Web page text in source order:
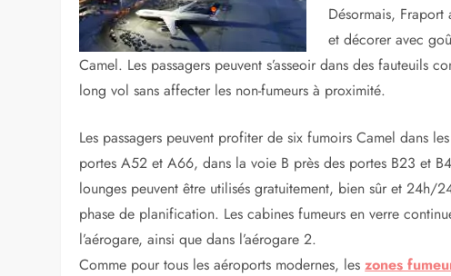
Désormais,
et décorer avec
Camel. Les passagers peuvent s’asseoir dans des fauteuils
long vol sans affecter les non-fumeurs à proximité.
Les passagers peuvent profiter de six fumoirs Camel dans
portes A52 et A66, dans la voie B près des portes B23 et
lounges peuvent être utilisés gratuitement, bien sûr et 24h/
phase de planification. Les cabines fumeurs en verre
l’aérogare, ainsi que dans l’aérogare 2.
Comme pour tous les aéroports modernes, leszones